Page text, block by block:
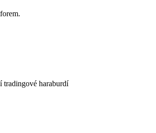
tradingové haraburdí